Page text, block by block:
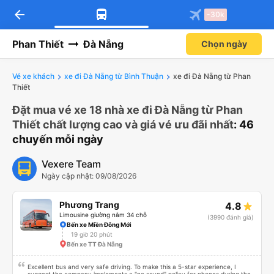
arrow_back -30k
Phan Thiết Đà Nẵng Chọn ngày
Vé xe khách xe đi Đà Nẵng từ Bình Thuận
xe đi Đà Nẵng từ Phan
Thiết
Đặt mua vé xe 18 nhà xe đi Đà Nẵng từ Phan
Thiết chất lượng cao và giá vé ưu đãi nhất: 46
chuyến mỗi ngày
Vexere Team
Ngày cập nhật: 09/08/2026
Phương Trang
Limousine giường nằm 34 chỗ
4.8
(3990 đánh giá)
Bến xe Miền Đông Mới
19 giờ 20 phút
Bến xe TT Đà Nẵng
Excellent bus and very safe driving. To make this a 5-star experience, I